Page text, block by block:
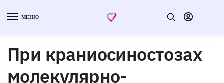
МЕНЮ
При краниосиностозах
молекулярно-